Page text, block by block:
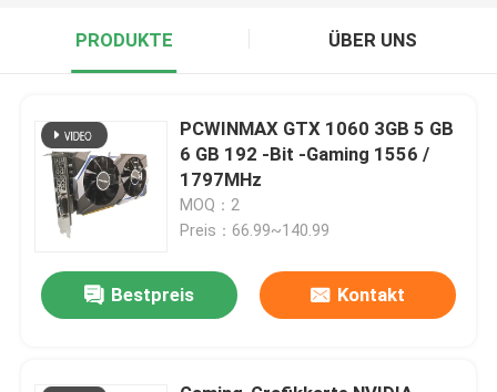
PRODUKTE ÜBER UNS
PCWINMAX GTX 1060 3GB 5 GB
6 GB 192 -Bit -Gaming 1556 /
1797MHz
MOQ：2
Preis：66.99~140.99
Bestpreis Kontakt